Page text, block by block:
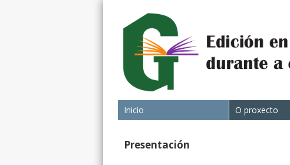
Inicio O proxecto
Presentación